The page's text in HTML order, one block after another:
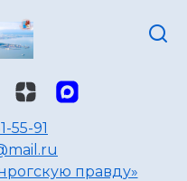
55-91
правду»